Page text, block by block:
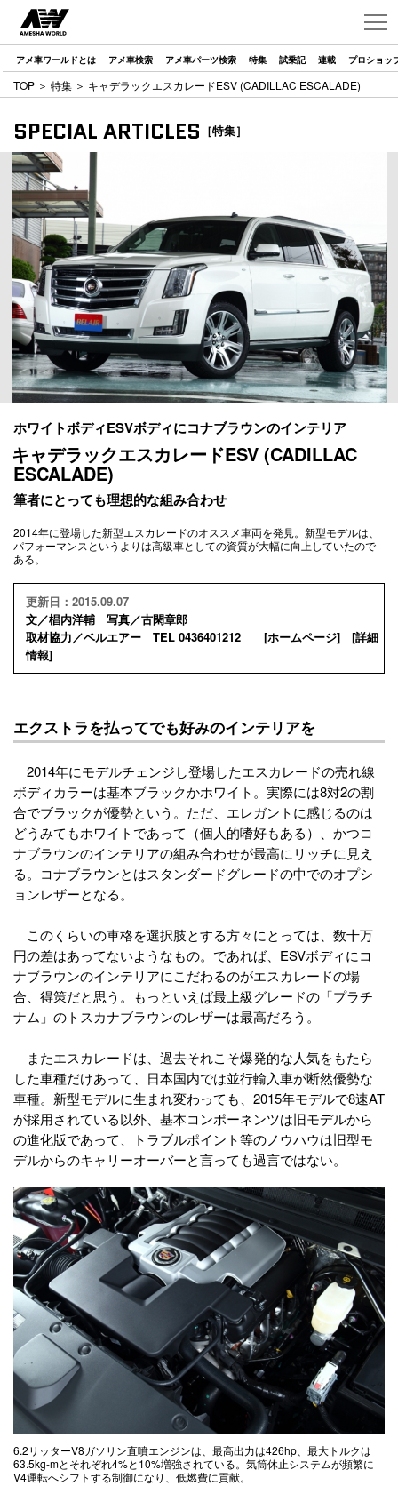
アメ車ワールドとは アメ車検索 アメ車パーツ検索 特集 試乗記 連載 プロショッ
TOP ＞ 特集 ＞ キャデラックエスカレードESV (CADILLAC ESCALADE)
SPECIAL ARTICLES ［特集］
ホワイトボディESVボディにコナブラウンのインテリア
キャデラックエスカレードESV (CADILLAC
ESCALADE)
筆者にとっても理想的な組み合わせ
2014年に登場した新型エスカレードのオススメ車両を発見。新型モデルは、
パフォーマンスというよりは高級車としての資質が大幅に向上していたので
ある。
更新日：2015.09.07
文／椙内洋輔 写真／古閑章郎
取材協力／ベルエアー TEL 0436401212 [ホームページ] [詳細
情報]
エクストラを払ってでも好みのインテリアを
2014年にモデルチェンジし登場したエスカレードの売れ線
ボディカラーは基本ブラックかホワイト。実際には8対2の割
合でブラックが優勢という。ただ、エレガントに感じるのは
どうみてもホワイトであって（個人的嗜好もある）、かつコ
ナブラウンのインテリアの組み合わせが最高にリッチに見え
る。コナブラウンとはスタンダードグレードの中でのオプシ
ョンレザーとなる。
このくらいの車格を選択肢とする方々にとっては、数十万
円の差はあってないようなもの。であれば、ESVボディにコ
ナブラウンのインテリアにこだわるのがエスカレードの場
合、得策だと思う。もっといえば最上級グレードの「プラチ
ナム」のトスカナブラウンのレザーは最高だろう。
またエスカレードは、過去それこそ爆発的な人気をもたら
した車種だけあって、日本国内では並行輸入車が断然優勢な
車種。新型モデルに生まれ変わっても、2015年モデルで8速AT
が採用されている以外、基本コンポーネンツは旧モデルから
の進化版であって、トラブルポイント等のノウハウは旧型モ
デルからのキャリーオーバーと言っても過言ではない。
6.2リッターV8ガソリン直噴エンジンは、最高出力は426hp、最大トルクは
63.5kg-mとそれぞれ4%と10%増強されている。気筒休止システムが頻繁に
V4運転へシフトする制御になり、低燃費に貢献。